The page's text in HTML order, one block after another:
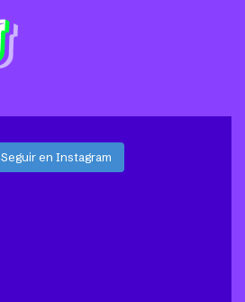
Seguir en Instagram